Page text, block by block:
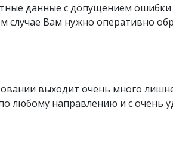
данные с допущением
случае Вам нужно оперативно
выходит очень много
любому направлению и с очень